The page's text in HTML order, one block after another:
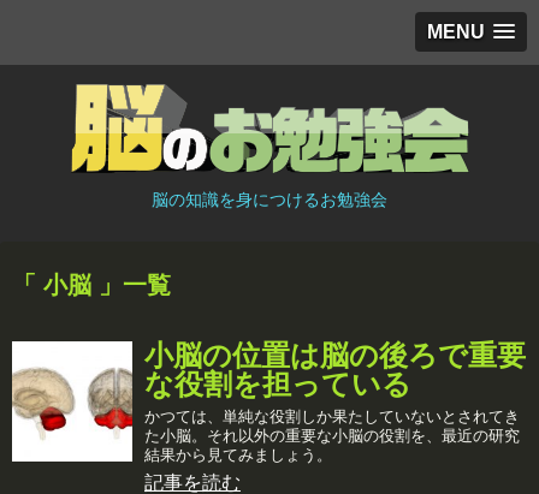
MENU
脳の知識を身につけるお勉強会
「 小脳 」一覧
小脳の位置は脳の後ろで重要
な役割を担っている
かつては、単純な役割しか果たしていないとされてき
た小脳。それ以外の重要な小脳の役割を、最近の研究
結果から見てみましょう。
記事を読む